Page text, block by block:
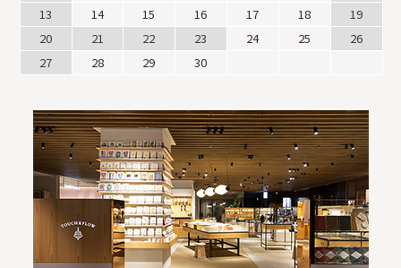
13
14 15 16 17 18
19
20
21 22 23 24 25
26
27
28 29 30